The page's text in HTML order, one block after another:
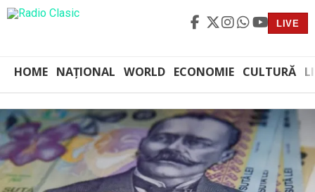
LIVE
HOME NAȚIONAL WORLD ECONOMIE CULTURĂ